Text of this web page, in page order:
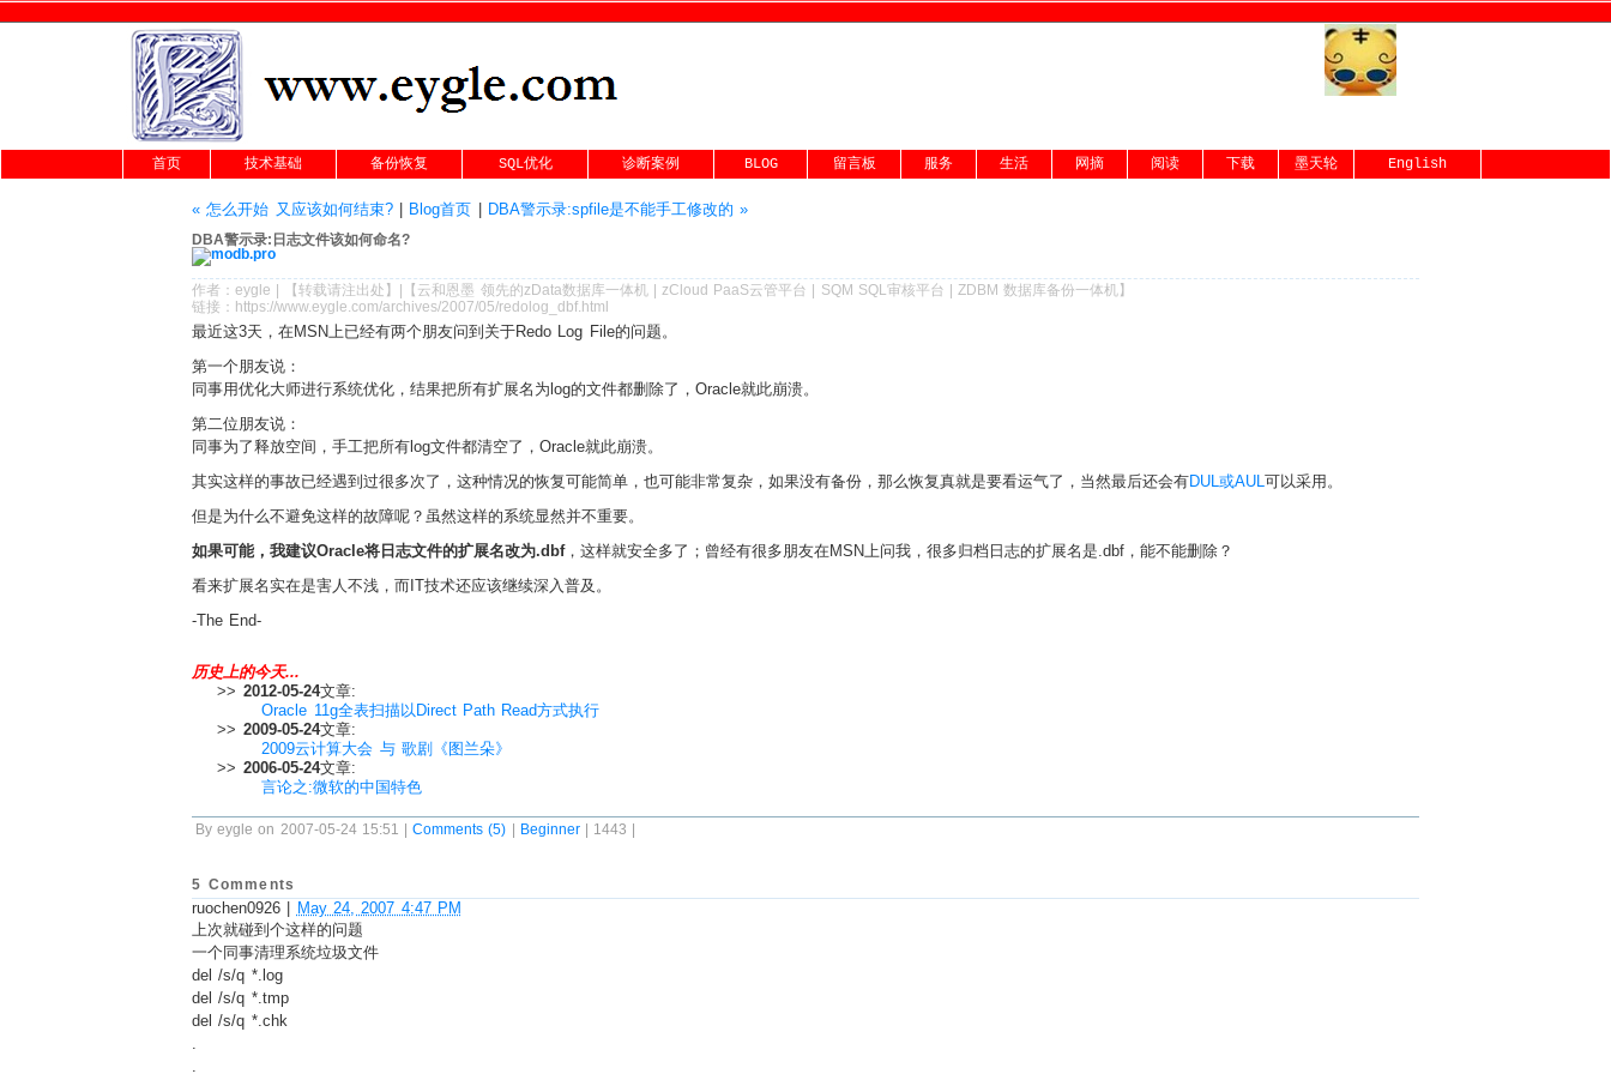
首页 技术基础 备份恢复 SQL优化 诊断案例 BLOG 留言板 服务 生活 网摘 阅读 下载 墨天轮 English
« 怎么开始 又应该如何结束?| Blog首页 DBA警示录:spfile是不能手工修改的 »
DBA警示录:日志文件该如何命名?
作者： eygle 【转载请注出处 】|【 云和恩墨 领先的zData数据库一体机|zCloud PaaS云管平台 SQM SQL审核平台 |ZDBM 数据库备份一体机】
链接： https://www.eygle.com/archives/2007/05/redolog_dbf.html
最近这3天，在MSN上已经有两个朋友问到关于Redo Log File的问题。
第一个朋友说：
同事用优化大师进行系统优化，结果把所有扩展名为log的文件都删除了，Oracle就此崩溃。
第二位朋友说：
同事为了释放空间，手工把所有log文件都清空了，Oracle就此崩溃。
其实这样的事故已经遇到过很多次了，这种情况的恢复可能简单，也可能非常复杂，如果没有备份，那么恢复真就是要看运气了，当然最后还会有DUL或AUL 可以采用。
但是为什么不避免这样的故障呢？虽然这样的系统显然并不重要。
如果可能，我建议Oracle将日志文件的扩展名改为.dbf，这样就安全多了；曾经有很多朋友在MSN上问我，很多归档日志的扩展名是.dbf，能不能删除？
看来扩展名实在是害人不浅，而IT技术还应该继续深入普及。
-The End-
历史上的今天...
>> 2012-05-24文章:
Oracle 11g全表扫描以Direct Path Read方式执行
>> 2009-05-24文章:
2009云计算大会 与 歌剧《图兰朵》
>> 2006-05-24文章:
言论之:微软的中国特色
By eygle on 2007-05-24 15:51 |Comments (5) | Beginner| 1443 |
5 Comments
ruochen0926 | May 24, 2007 4:47 PM
上次就碰到个这样的问题
一个同事清理系统垃圾文件
del /s/q *.log
del /s/q *.tmp
del /s/q *.chk